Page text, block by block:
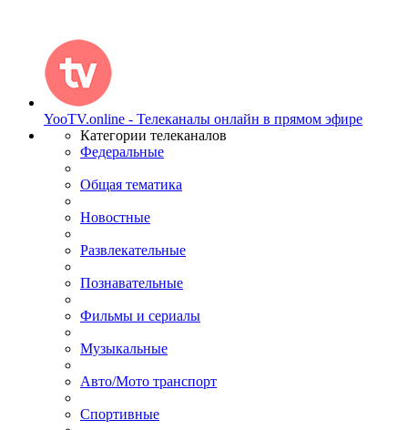
YooTV.online - Телеканалы онлайн в прямом эфире
Категории телеканалов
Федеральные
Общая тематика
Новостные
Развлекательные
Познавательные
Фильмы и сериалы
Музыкальные
Авто/Мото транспорт
Спортивные